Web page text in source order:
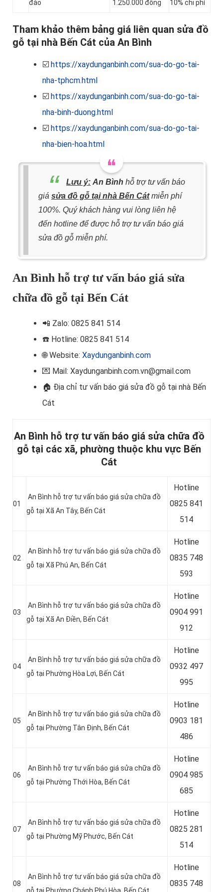
đào 1.250.000 đồng 10% chi phí
Tham khảo thêm bảng giá liên quan sửa đồ
gỗ tại nhà Bến Cát của An Bình
☑️ https://xaydunganbinh.com/sua-do-go-tai-
nha-tphcm.html
☑️ https://xaydunganbinh.com/sua-do-go-tai-
nha-binh-duong.html
☑️ https://xaydunganbinh.com/sua-do-go-tai-
nha-bien-hoa.html
Lưu ý: An Bình hỗ trợ tư vấn báo
giá sửa đồ gỗ tại nhà Bến Cátmiễn phí
100%. Quý khách hàng vui lòng liên hệ
đến hotline để được hỗ trợ tư vấn báo giá
sửa đồ gỗ miễn phí.
An Bình hỗ trợ tư vấn báo giá sửa
chữa đồ gỗ tại Bến Cát
📲 Zalo: 0825 841 514
☎️ Hotline: 0825 841 514
🌐 Website: Xaydunganbinh.com
💌 Mail: Xaydunganbinh.com.vn@gmail.com
🏠 Địa chỉ tư vấn báo giá sửa đồ gỗ tại nhà Bến
Cát
An Bình hỗ trợ tư vấn báo giá sửa chữa đồ
gỗ tại các xã, phường thuộc khu vực Bến
Cát
01
An Bình hỗ trợ tư vấn báo giá sửa chữa đồ
gỗ tại Xã An Tây, Bến Cát
Hotline
0825 841
514
02
An Bình hỗ trợ tư vấn báo giá sửa chữa đồ
gỗ tại Xã Phú An, Bến Cát
Hotline
0835 748
593
03
An Bình hỗ trợ tư vấn báo giá sửa chữa đồ
gỗ tại Xã An Điền, Bến Cát
Hotline
0904 991
912
04
An Bình hỗ trợ tư vấn báo giá sửa chữa đồ
gỗ tại Phường Hòa Lợi, Bến Cát
Hotline
0932 497
995
05
An Bình hỗ trợ tư vấn báo giá sửa chữa đồ
gỗ tại Phường Tân Định, Bến Cát
Hotline
0903 181
486
06
An Bình hỗ trợ tư vấn báo giá sửa chữa đồ
gỗ tại Phường Thới Hòa, Bến Cát
Hotline
0904 985
685
07
An Bình hỗ trợ tư vấn báo giá sửa chữa đồ
gỗ tại Phường Mỹ Phước, Bến Cát
Hotline
0825 281
514
08
An Bình hỗ trợ tư vấn báo giá sửa chữa đồ
Hotline
0835 748